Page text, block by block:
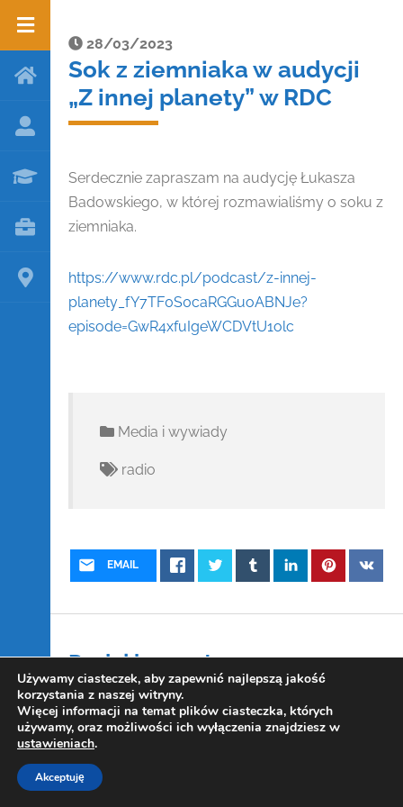
28/03/2023
Sok z ziemniaka w audycji
„Z innej planety” w RDC
Serdecznie zapraszam na audycję Łukasza
Badowskiego, w której rozmawialiśmy o soku z
ziemniaka.
https://www.rdc.pl/podcast/z-innej-
planety_fY7TF0S0caRGGuoABNJe?
episode=GwR4xfuIgeWCDVtU1olc
Media i wywiady
radio
EMAIL
Dodaj komentarz
Twój adres e-mail nie zostanie opublikowany.
Wymagane pola są oznaczone*
Komentarz
Copyright Kowalczewski 2019-2025
Używamy ciasteczek, aby zapewnić najlepszą jakość
korzystania z naszej witryny.
Więcej informacji na temat plików ciasteczka, których
używamy, oraz możliwości ich wyłączenia znajdziesz w
ustawieniach.
Akceptuję